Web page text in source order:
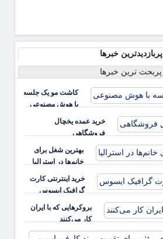
پربازدیدترین خبرها
پربحث ترین خبرها
کاشت مو یک جلسه
با هوش مصنوعی
خرید عمده یخچال
فروشگاهی
بهترین شغل برای
خانم‌ها در استرالیا
خرید اینترنتی کارت
گرافیک ایسوس
بروکرهایی‌ که با ایران
کار می‌کنند